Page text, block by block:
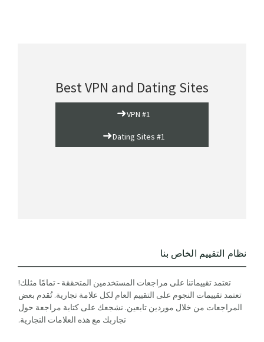
Best VPN and Dating Sites
VPN #1
➜
Dating Sites #1
➜
نظام التقييم الخاص بنا
تعتمد تقييماتنا على مراجعات المستخدمين المتحققة - تمامًا مثلك!
تعتمد تقييمات النجوم على التقييم العام لكل علامة تجارية. تُقدم بعض
المراجعات من خلال موردين تابعين. نشجعك على كتابة مراجعة حول
تجاربك مع هذه العلامات التجارية.